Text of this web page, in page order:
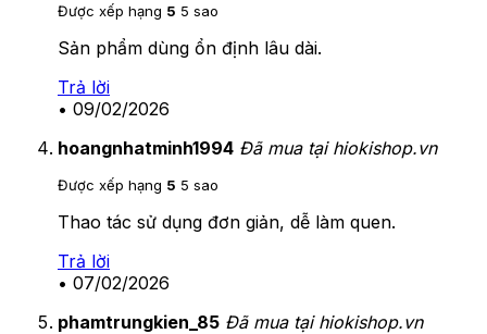
Được xếp hạng 5 5 sao
Sản phẩm dùng ổn định lâu dài.
Trả lời
• 09/02/2026
hoangnhatminh1994 Đã mua tại hiokishop.vn
Được xếp hạng 5 5 sao
Thao tác sử dụng đơn giản, dễ làm quen.
Trả lời
• 07/02/2026
phamtrungkien_85 Đã mua tại hiokishop.vn